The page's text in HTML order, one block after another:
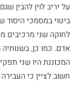
על יריב לוין להבין
ביטוי במסמכי
לחוקה שני מרכיבים
אדם. כמו כן,
המכוננת היו שני
חשוב לציין כי